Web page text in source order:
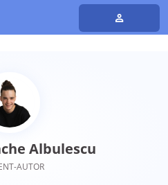
Albulescu
AUTOR